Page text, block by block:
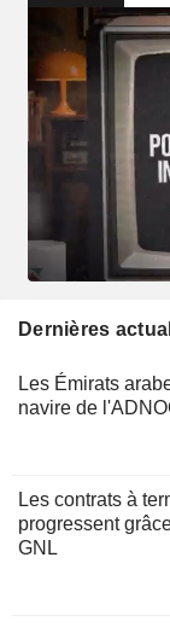
Dernières
Les Émirats
navire de
Les contrats à
progressent
GNL